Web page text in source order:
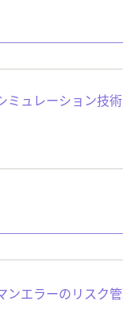
ミュレーション技術
ンエラーのリスク